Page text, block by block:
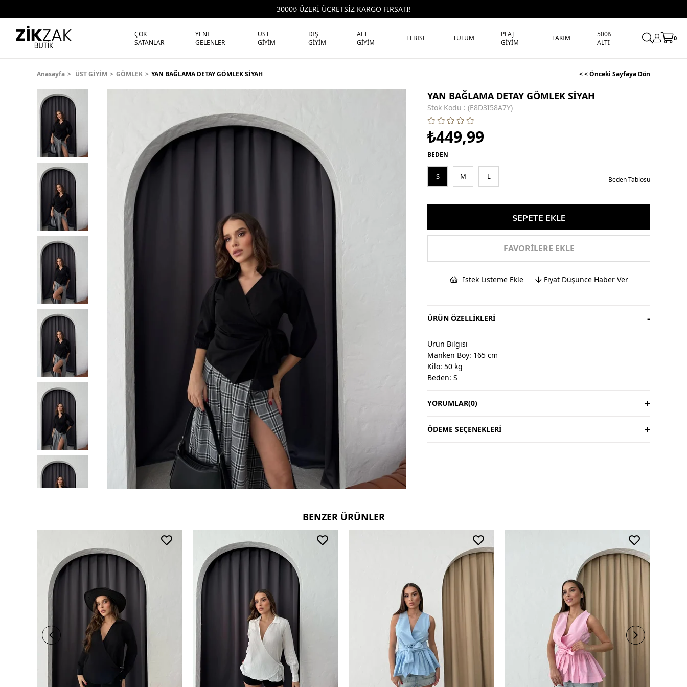
3000₺ ÜZERİ ÜCRETSİZ KARGO FIRSATI!
ÇOK
SATANLAR
YENİ
GELENLER
ÜST
GİYİM
DIŞ
GİYİM
ALT
GİYİM
ELBİSE TULUM
PLAJ
GİYİM
TAKIM
500₺
ALTI
0
Anasayfa ÜST GİYİM GÖMLEK YAN BAĞLAMA DETAY GÖMLEK SİYAH < < Önceki Sayfaya Dön
YAN BAĞLAMA DETAY GÖMLEK SİYAH
Stok Kodu (E8D3I58A7Y)
₺449,99
BEDEN
S M L Beden Tablosu
FAVORILERE EKLE
İstek Listeme Ekle Fiyat Düşünce Haber Ver
ÜRÜN ÖZELLIKLERI
Ürün Bilgisi
Manken Boy: 165 cm
Kilo: 50 kg
Beden: S
Değişim & İade
Değişim süresi 3 iş günüdür.
Kargo alıcıya aittir.
YORUMLAR(0)
ÖDEME SEÇENEKLERI
BENZER ÜRÜNLER